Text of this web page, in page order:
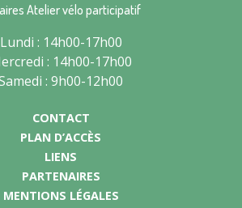
Atelier vélo participatif
Lundi : 14h00-17h00
: 14h00-17h00
: 9h00-12h00
CONTACT
PLAN D’ACCÈS
LIENS
PARTENAIRES
MENTIONS LÉGALES